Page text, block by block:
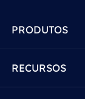
PRODUTOS
RECURSOS